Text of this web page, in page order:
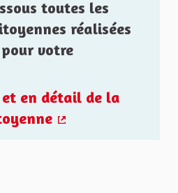
toutes les
réalisées
votre
en détail de la